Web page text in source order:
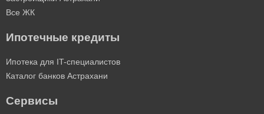
Все ЖК
Ипотечные кредиты
Ипотека для IT-специалистов
Каталог банков Астрахани
Сервисы